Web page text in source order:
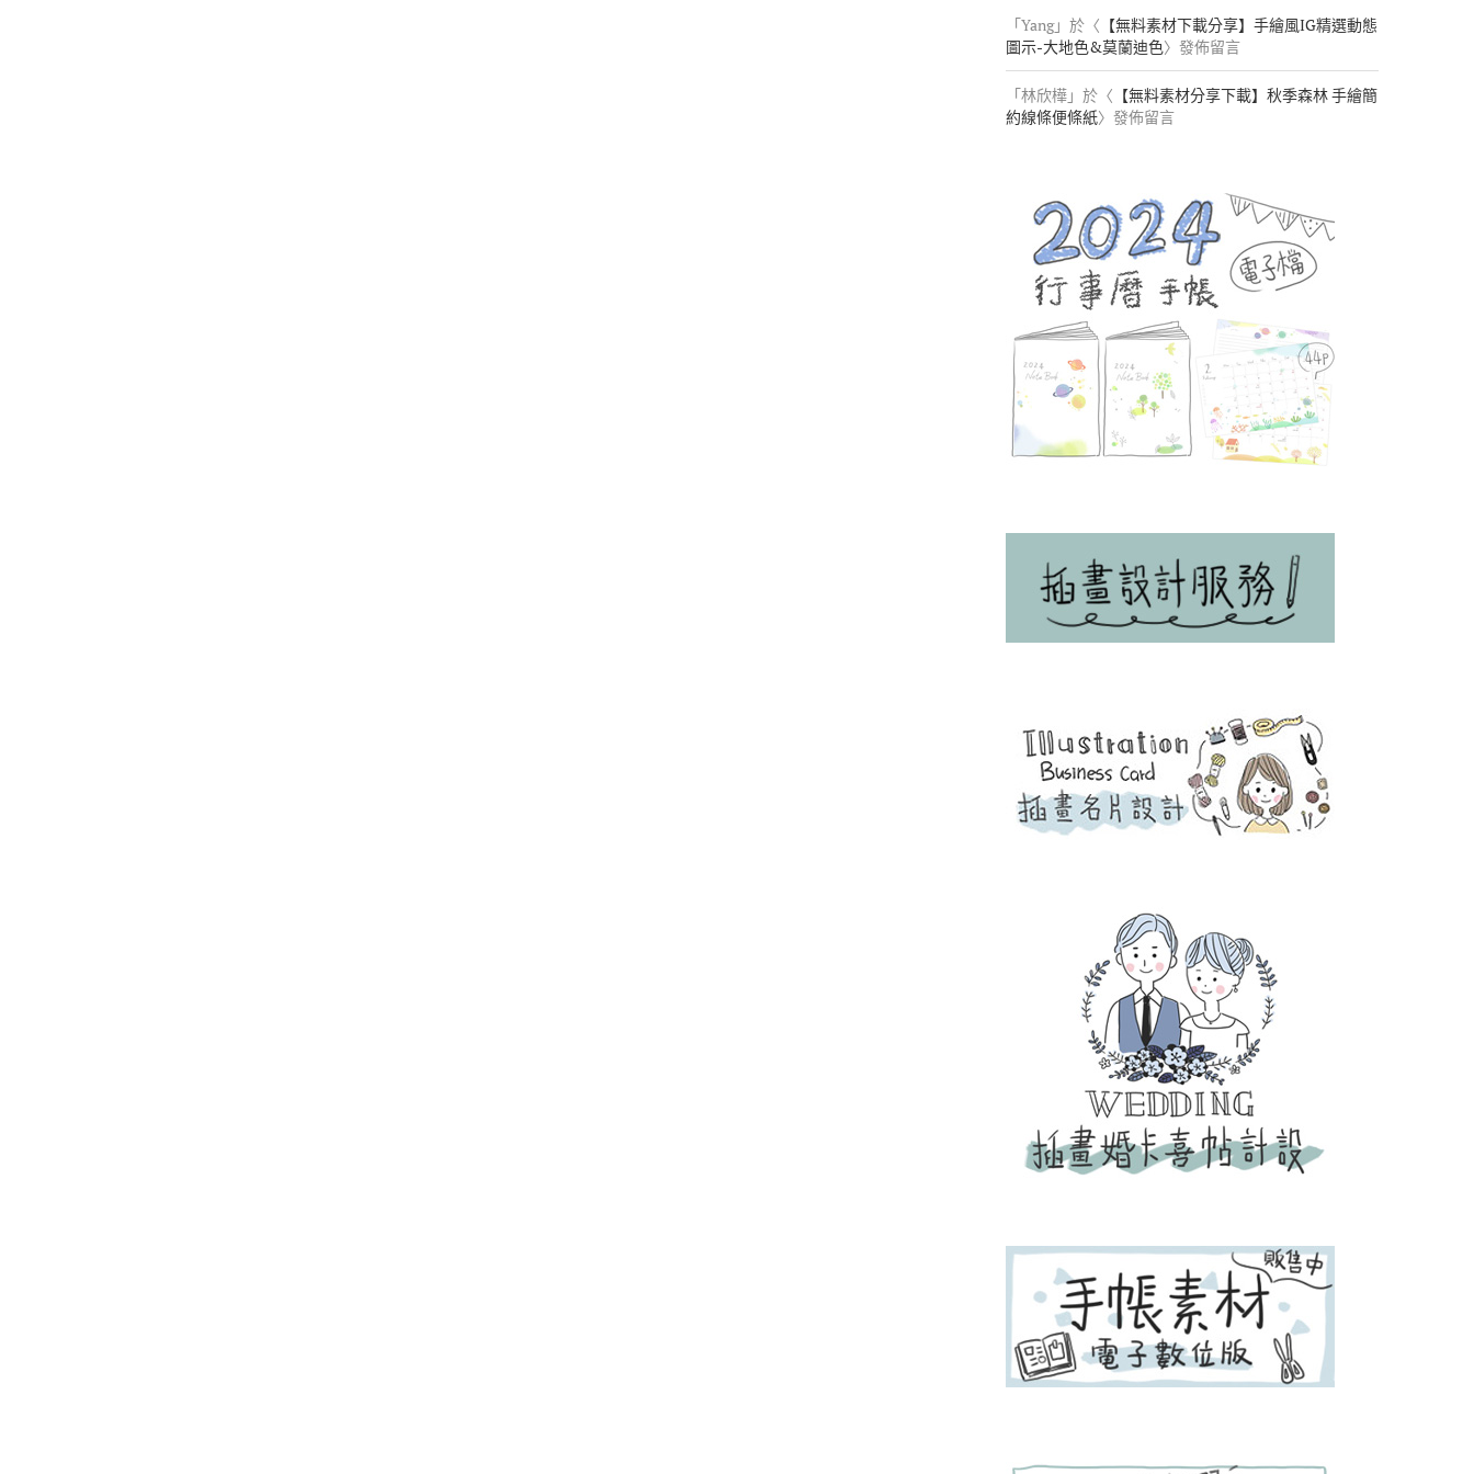
「Yang」於〈 【無料素材下載分享】手繪風IG精選動態
圖示-大地色&莫蘭迪色〉發佈留言
「林欣樺 」於〈 【無料素材分享下載】秋季森林 手繪簡
約線條便條紙〉發佈留言